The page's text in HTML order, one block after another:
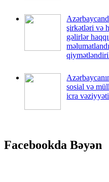
şirkətləri və
gəlirlər
sosial və
icra
Facebookda Bəyən